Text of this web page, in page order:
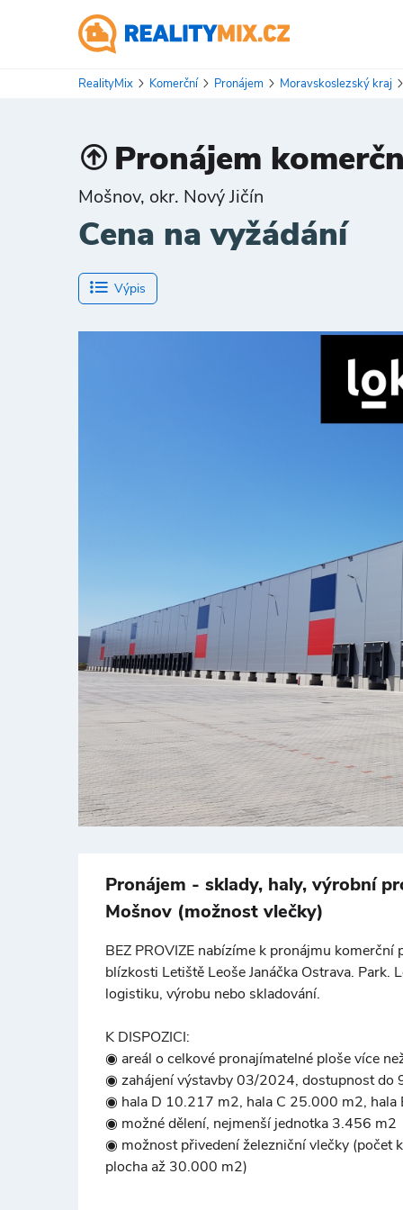
RealityMix Komerční Pronájem Moravskoslezský kraj
Pronájem
Mošnov, okr. Nový Jičín
Cena na vyžádání
Výpis
Pronájem - sklady, haly, výrobní
Mošnov (možnost vlečky)
BEZ PROVIZE nabízíme k pronájmu
blízkosti Letiště Leoše Janáčka Ostrava.
logistiku, výrobu nebo skladování.
K DISPOZICI:
◉ areál o celkové pronajímatelné ploše více
◉ zahájení výstavby 03/2024, dostupnost do
◉ hala D 10.217 m2, hala C 25.000 m2,
◉ možné dělení, nejmenší jednotka 3.456 m2
◉ možnost přivedení železniční vlečky (počet
plocha až 30.000 m2)